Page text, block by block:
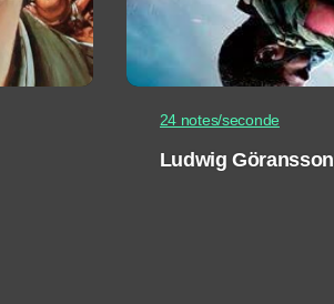
24 notes/seconde
Ludwig Göransson